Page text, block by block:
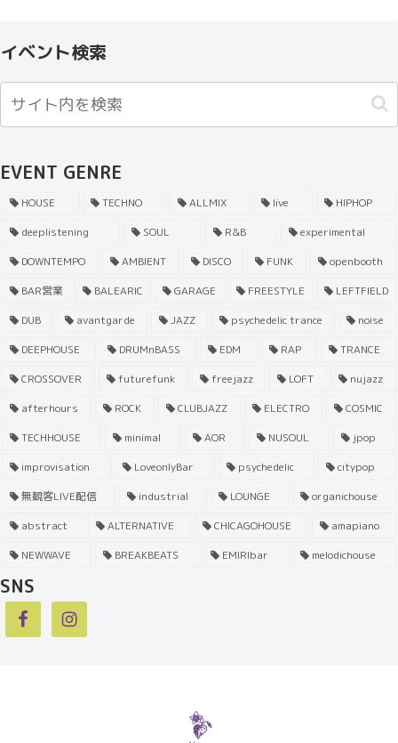
イベント検索
EVENT GENRE
HOUSE TECHNO ALLMIX live
HIPHOP
deeplistening
SOUL R&B
experimental
DOWNTEMPO
AMBIENT DISCO FUNK
openbooth
BAR営業
BALEARIC GARAGE FREESTYLE
LEFTFIELD
DUB
avantgarde JAZZ psychedelic trance
noise
DEEPHOUSE
DRUMnBASS EDM RAP
TRANCE
CROSSOVER
futurefunk freejazz LOFT
nujazz
afterhours
ROCK CLUBJAZZ ELECTRO
COSMIC
TECHHOUSE
minimal AOR NUSOUL
jpop
improvisation
LoveonlyBar psychedelic
citypop
無観客LIVE配信
industrial LOUNGE
organichouse
abstract
ALTERNATIVE CHICAGOHOUSE
amapiano
NEWWAVE
BREAKBEATS EMIRIbar melodichouse
SNS